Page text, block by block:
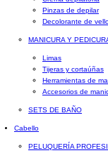
Pinzas de depilar
Decolorante de
MANICURA Y
Limas
Tijeras y cortaúñas
Herramientas de
Accesorios de
SETS DE BAÑO
Cabello
PELUQUERÍA